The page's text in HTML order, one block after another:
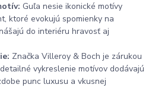
Guľa nesie ikonické motívy
ktoré evokujú spomienky na
do interiéru hravosť aj
Značka Villeroy & Boch je zárukou
vykreslenie motívov dodávajú
punc luxusu a vkusnej